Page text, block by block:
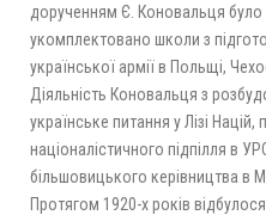
дорученням Є. Коновальця
укомплектовано школи з
української армії в Польщі,
Діяльність Коновальця з
українське питання у Лізі
націоналістичного підпілля в
більшовицького керівництва в
Протягом 1920-х років